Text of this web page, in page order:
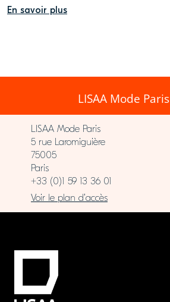
En savoir plus
LISAA Mode Paris
LISAA Mode Paris
5 rue Laromiguière
75005
Paris
+33 (0)1 59 13 36 01
Voir le plan d’accès